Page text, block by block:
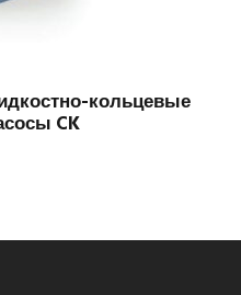
кольцевые
CK